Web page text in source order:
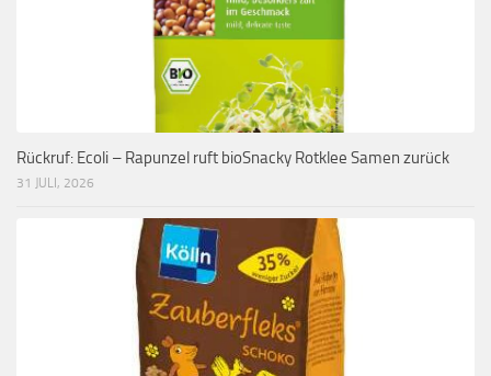
Rückruf: Ecoli – Rapunzel ruft bioSnacky Rotklee Samen zurück
31 JULI, 2026